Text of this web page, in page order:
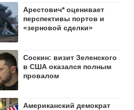
Арестович* оценивает
перспективы портов и
«зерновой сделки»
Соскин: визит Зеленского
в США оказался полным
провалом
Американский демократ